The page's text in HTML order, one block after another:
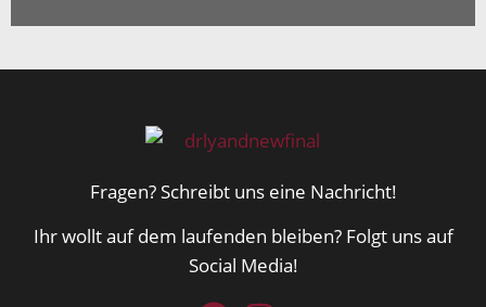
Fragen? Schreibt uns eine Nachricht!
Ihr wollt auf dem laufenden bleiben? Folgt uns auf
Social Media!